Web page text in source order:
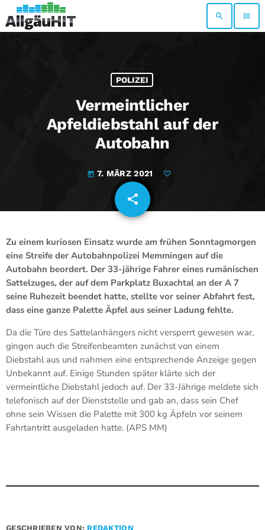
search menu
POLIZEI
Vermeintlicher
Apfeldiebstahl auf der
Autobahn
today 7. MÄRZ 2021
share
email
Zu einem kuriosen Einsatz wurde am frühen Sonntagmorgen
eine Streife der Autobahnpolizei Memmingen auf die
Autobahn beordert. Der 33-jährige Fahrer eines rumänischen
Sattelzuges, der auf dem Parkplatz Buxachtal an der A 7
seine Ruhezeit beendet hatte, stellte vor seiner Abfahrt fest,
dass eine ganze Palette Äpfel aus seiner Ladung fehlte.
Da die Türe des Sattelanhängers nicht versperrt gewesen war,
gingen auch die Streifenbeamten zunächst von einem
Diebstahl aus und nahmen eine entsprechende Anzeige gegen
Unbekannt auf. Einige Stunden später klärte sich der
vermeintliche Diebstahl jedoch auf. Der 33-Jährige meldete sich
telefonisch auf der Dienststelle und gab an, dass sein Chef
ohne sein Wissen die Palette mit 300 kg Äpfeln vor seinem
Fahrtantritt ausgeladen hatte. (APS MM)
GESCHRIEBEN VON: REDAKTION